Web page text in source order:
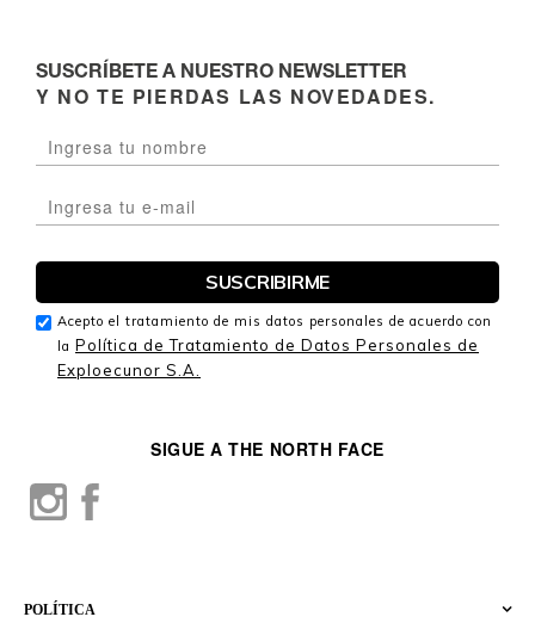
POLÍTICA
SIGUE A THE NORTH FACE
SUSCRÍBETE A NUESTRO NEWSLETTER
Y NO TE PIERDAS LAS NOVEDADES.
Acepto el tratamiento de mis datos personales de acuerdo con
la Política de Tratamiento de Datos Personales de
Exploecunor S.A.